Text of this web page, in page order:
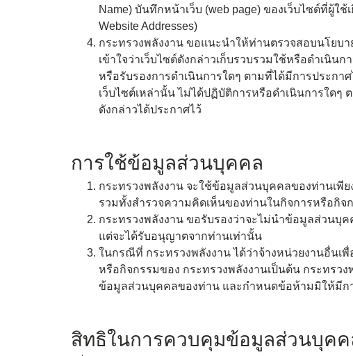
ข้อมูลพลังงาน
แผน/ผลการดำเนินงาน
ระบบแสดงข้อมูลผลการดำเนินงานแผนงาน/โครง
ของกระทรวงพลังงาน
แผนการใช้จ่ายงบประมาณประจำปี (เอกสารงบป
แผนการใช้จ่ายงบประมาณประจำปี
รายงานการกำกับติดตามการใช้จ่ายงบประ
ข้อมูลรายงาน
Name) บันทึกหน้าเว็บ (web page) ของเว็บไซต์ที่ผู้ใ
Website Addresses)
กระทรวงพลังงาน ขอแนะนำให้ท่านตรวจสอบนโยบ
เข้าใจว่าเว็บไซต์ดังกล่าวเก็บรวบรวมใช้หรือดำเนิ
หรือรับรองการดำเนินการใดๆ ตามที่ได้มีการประกา
เว็บไซต์เหล่านั้น ไม่ได้ปฏิบัติการหรือดำเนินการใด
ดังกล่าวได้ประกาศไว้
การใช้ข้อมูลส่วนบุคคล
กระทรวงพลังงาน จะใช้ข้อมูลส่วนบุคคลของท่านเพี
รวมทั้งสำรวจความคิดเห็นของท่านในกิจการหรือกิจ
กระทรวงพลังงาน ขอรับรองว่าจะไม่นำข้อมูลส่วนบุ
แต่จะได้รับอนุญาตจากท่านเท่านั้น
ในกรณีที่ กระทรวงพลังงาน ได้ว่าจ้างหน่วยงานอื่นเ
หรือกิจกรรมของ กระทรวงพลังงานเป็นต้น กระทรว
ข้อมูลส่วนบุคคลของท่าน และกำหนดข้อห้ามมิให้มีก
สิทธิในการควบคุมข้อมูลส่วนบุค
ส่งข้อความ